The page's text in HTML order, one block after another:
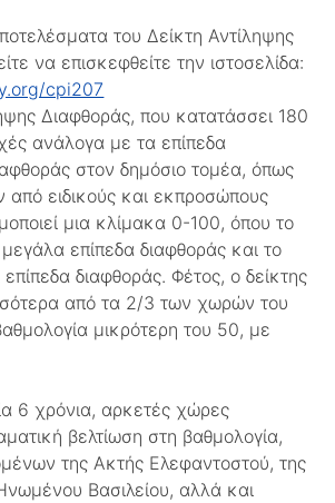
του Δείκτη Αντίληψης
να επισκεφθείτε την ιστοσελίδα:
cpi207
Διαφθοράς, που κατατάσσει 180
ανάλογα με τα επίπεδα
στον δημόσιο τομέα, όπως
από ειδικούς και εκπροσώπους
μια κλίμακα 0-100, όπου το
μεγάλα επίπεδα διαφθοράς και το
διαφθοράς. Φέτος, ο δείκτης
από τα 2/3 των χωρών του
μικρότερη του 50, με
6 χρόνια, αρκετές χώρες
βελτίωση στη βαθμολογία,
της Ακτής Ελεφαντοστού, της
Βασιλείου, αλλά και